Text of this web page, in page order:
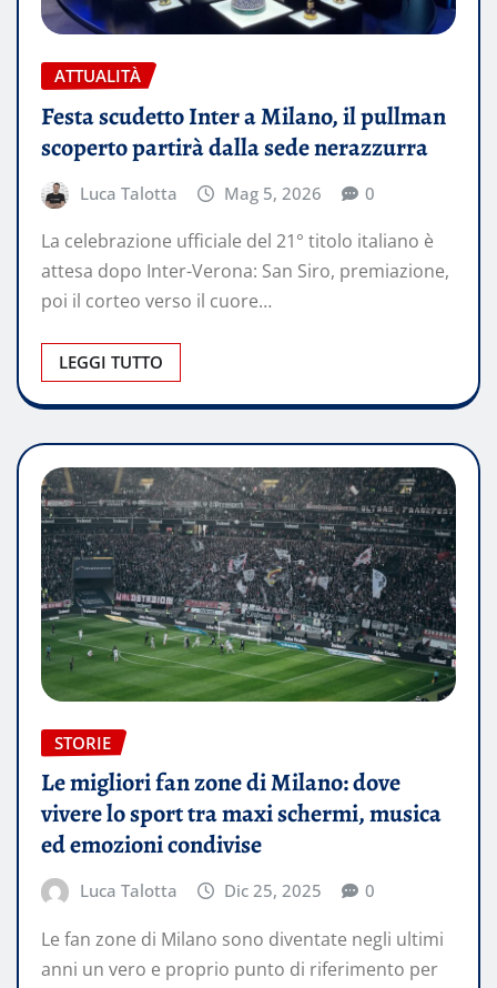
ATTUALITÀ
Festa scudetto Inter a Milano, il pullman
scoperto partirà dalla sede nerazzurra
Luca Talotta Mag 5, 2026 0
La celebrazione ufficiale del 21° titolo italiano è
attesa dopo Inter-Verona: San Siro, premiazione,
poi il corteo verso il cuore…
LEGGI TUTTO
STORIE
Le migliori fan zone di Milano: dove
vivere lo sport tra maxi schermi, musica
ed emozioni condivise
Luca Talotta Dic 25, 2025 0
Le fan zone di Milano sono diventate negli ultimi
anni un vero e proprio punto di riferimento per